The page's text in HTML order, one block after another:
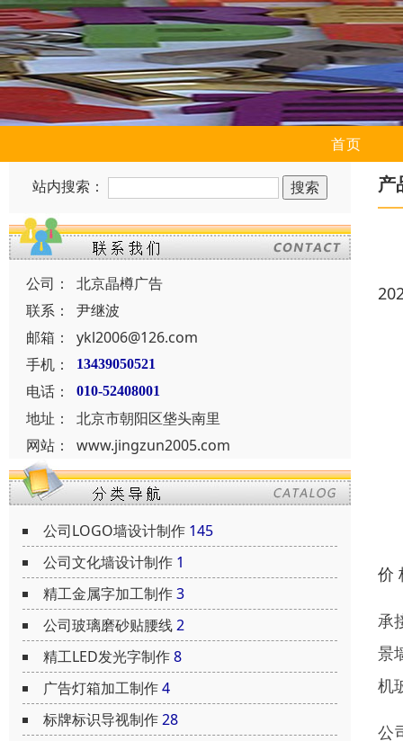
首页
站内搜索：
公司：
北京晶樽广告
联系：
尹继波
邮箱：
ykl2006@126.com
手机：
13439050521
电话： 010-52408001
地址：
北京市朝阳区垡头南里
网站：
www.jingzun2005.com
公司LOGO墙设计制作 145
公司文化墙设计制作 1
精工金属字加工制作3
公司玻璃磨砂贴腰线2
精工LED发光字制作8
广告灯箱加工制作4
标牌标识导视制作28
产
价
承
景
机
公